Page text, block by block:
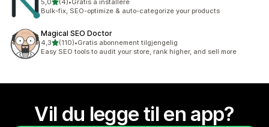
5,0 (4)
Totalt 4 omtaler
•Gratis å installere
Bulk-fix, SEO-optimize & auto-categorize your products
Magical SEO Doctor
4,3av 5 stjerner
(110)
Totalt 110 omtaler
•Gratis abonnement tilgjengelig
Easy SEO tools to audit your store, rank higher, and sell more
Vil du legge til en app?